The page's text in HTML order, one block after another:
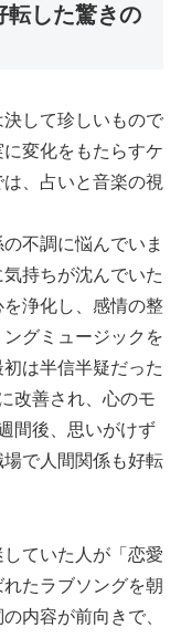
転した驚きの
して珍しいもので
変化をもたらすケ
、占いと音楽の視
不調に悩んでいま
持ちが沈んでいた
浄化し、感情の整
グミュージックを
は半信半疑だった
改善され、心のモ
間後、思いがけず
で人間関係も好転
ていた人が「恋愛
たラブソングを朝
内容が前向きで、